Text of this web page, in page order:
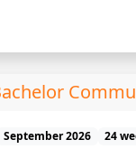
September 2026 24